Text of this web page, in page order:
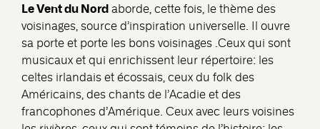
Le Vent du Nord aborde, cette fois, le thème des
voisinages, source d’inspiration universelle. Il ouvre
sa porte et porte les bons voisinages .Ceux qui sont
musicaux et qui enrichissent leur répertoire: les
celtes irlandais et écossais, ceux du folk des
Américains, des chants de l’Acadie et des
francophones d’Amérique. Ceux avec leurs voisines